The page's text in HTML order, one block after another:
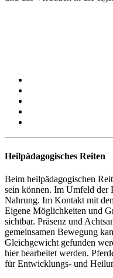
Heilpädagogisches Reiten
Beim heilpädagogischen
sein können. Im Umfeld der
Nahrung. Im Kontakt mit
Eigene Möglichkeiten und
sichtbar. Präsenz und
gemeinsamen Bewegung
Gleichgewicht gefunden
hier bearbeitet werden.
für Entwicklungs- und